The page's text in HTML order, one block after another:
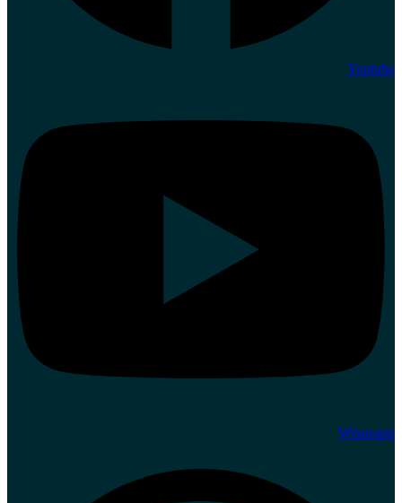
Youtube
Whatsapp